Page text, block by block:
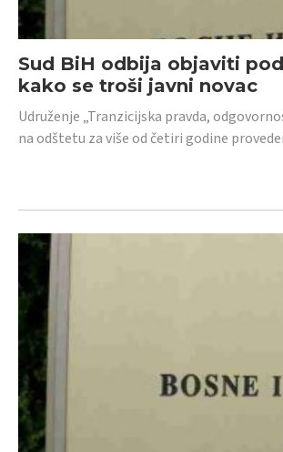
Sud BiH odbija objaviti
kako se troši javni novac
Udruženje „Tranzicijska pravda,
na odštetu za više od četiri godine